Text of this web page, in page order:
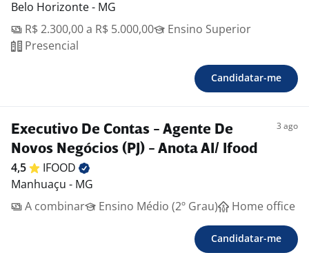
Belo Horizonte - MG
R$ 2.300,00 a R$ 5.000,00
Ensino Superior
Presencial
Candidatar-me
Executivo De Contas - Agente De
Novos Negócios (PJ) - Anota AI/ Ifood
3 ago
4,5
IFOOD
Manhuaçu - MG
A combinar
Ensino Médio (2º Grau) Home office
Candidatar-me